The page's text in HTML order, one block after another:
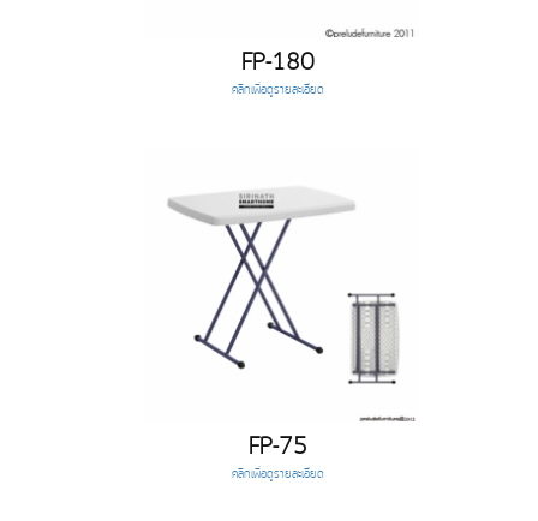
FP-180
คลิกเพื่อดูรายละเอียด
FP-75
คลิกเพื่อดูรายละเอียด